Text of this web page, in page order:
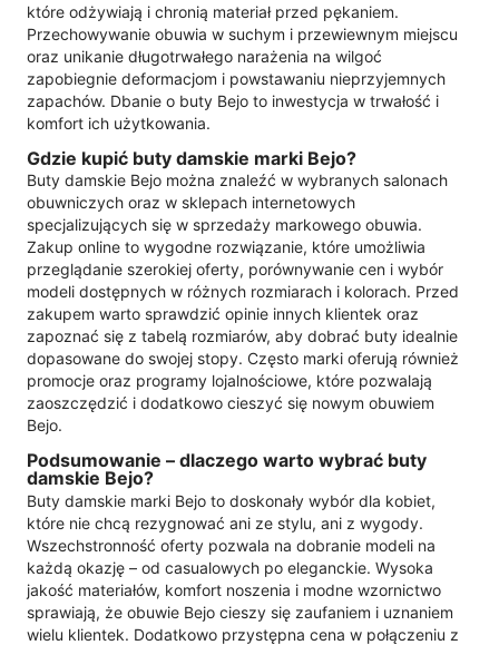
które odżywiają i chronią materiał przed pękaniem.
Przechowywanie obuwia w suchym i przewiewnym miejscu
oraz unikanie długotrwałego narażenia na wilgoć
zapobiegnie deformacjom i powstawaniu nieprzyjemnych
zapachów. Dbanie o buty Bejo to inwestycja w trwałość i
komfort ich użytkowania.
Gdzie kupić buty damskie marki Bejo?
Buty damskie Bejo można znaleźć w wybranych salonach
obuwniczych oraz w sklepach internetowych
specjalizujących się w sprzedaży markowego obuwia.
Zakup online to wygodne rozwiązanie, które umożliwia
przeglądanie szerokiej oferty, porównywanie cen i wybór
modeli dostępnych w różnych rozmiarach i kolorach. Przed
zakupem warto sprawdzić opinie innych klientek oraz
zapoznać się z tabelą rozmiarów, aby dobrać buty idealnie
dopasowane do swojej stopy. Często marki oferują również
promocje oraz programy lojalnościowe, które pozwalają
zaoszczędzić i dodatkowo cieszyć się nowym obuwiem
Bejo.
Podsumowanie – dlaczego warto wybrać buty
damskie Bejo?
Buty damskie marki Bejo to doskonały wybór dla kobiet,
które nie chcą rezygnować ani ze stylu, ani z wygody.
Wszechstronność oferty pozwala na dobranie modeli na
każdą okazję – od casualowych po eleganckie. Wysoka
jakość materiałów, komfort noszenia i modne wzornictwo
sprawiają, że obuwie Bejo cieszy się zaufaniem i uznaniem
wielu klientek. Dodatkowo przystępna cena w połączeniu z